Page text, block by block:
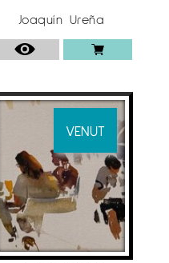
Joaquín Ureña
VENUT